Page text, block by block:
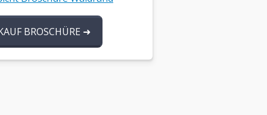
BROSCHÜRE